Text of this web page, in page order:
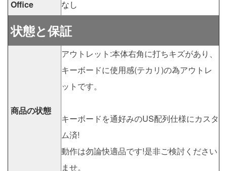
Office
なし
状態と保証
商品の状態
アウトレット:本体右角に打ちキズがあり、
キーボードに使用感(テカリ)の為アウトレ
ットです。
キーボードを通好みのUS配列仕様にカスタ
ム済!
動作は勿論快適品です!是非ご検討ください
ませ。